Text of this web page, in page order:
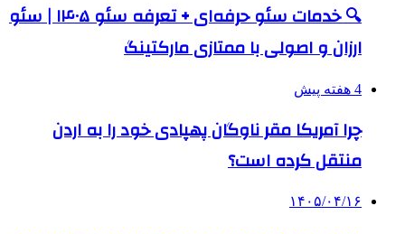
🔍 خدمات سئو حرفه‌ای + تعرفه سئو ۱۴۰۵ | سئو
ارزان و اصولی با ممتازی مارکتینگ
4 هفته پیش
چرا آمریکا مقر ناوگان پهپادی خود را به اردن
منتقل کرده است؟
۱۴۰۵/۰۴/۱۶